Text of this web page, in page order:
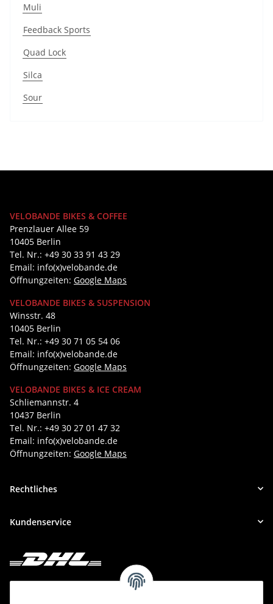
Muli
Feedback Sports
Quad Lock
Silca
Sour
VELOBANDE BIKES & COFFEE
Prenzlauer Allee 59
10405 Berlin
Tel. Nr.: +49 30 33 91 43 29
Email: info(x)velobande.de
Öffnungzeiten: Google Maps
VELOBANDE BIKES & SUSPENSION
Winsstr. 48
10405 Berlin
Tel. Nr.: +49 30 71 05 54 06
Email: info(x)velobande.de
Öffnungzeiten: Google Maps
VELOBANDE BIKES & ICE CREAM
Schliemannstr. 4
10437 Berlin
Tel. Nr.: +49 30 27 01 47 32
Email: info(x)velobande.de
Öffnungzeiten: Google Maps
Rechtliches
Kundenservice
Deine Bestellung versenden wir mit DHL!